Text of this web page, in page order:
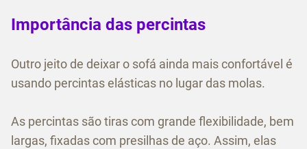
Importância das percintas
Outro jeito de deixar o sofá ainda mais confortável é
usando percintas elásticas no lugar das molas.
As percintas são tiras com grande flexibilidade, bem
largas, fixadas com presilhas de aço. Assim, elas